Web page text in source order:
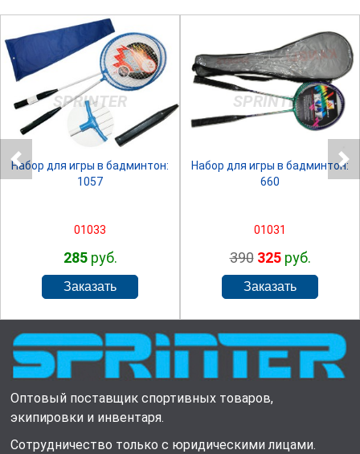
SPRINTER
Набор для игры в бадминтон:
1057
01033
285руб.
SPRINTER
Набор для игры в бадминтон:
660
01031
390 325руб.
Оптовый поставщик спортивных товаров,
экипировки и инвентаря.
Сотрудничество только с юридическими лицами.